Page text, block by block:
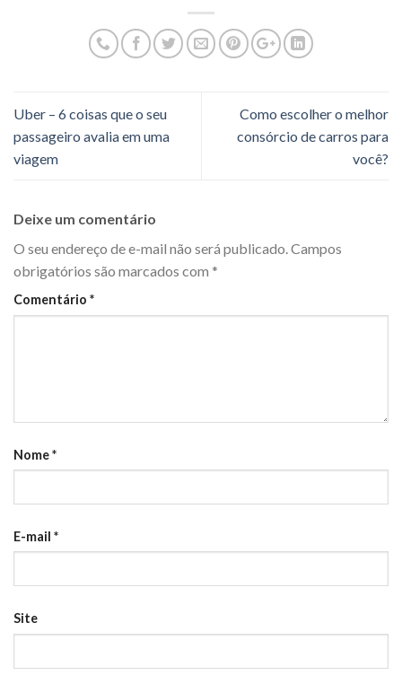
Uber – 6 coisas que o seu
passageiro avalia em uma
viagem
Como escolher o melhor
consórcio de carros para
você?
Deixe um comentário
O seu endereço de e-mail não será publicado.Campos
obrigatórios são marcados com *
Comentário *
Nome*
E-mail *
Site